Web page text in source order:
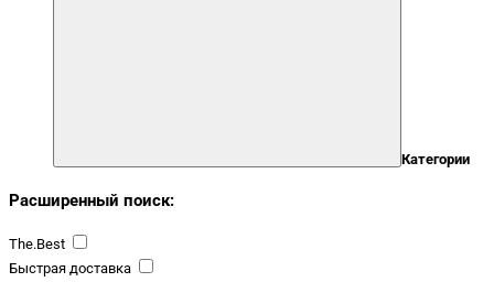
Категории
Расширенный поиск:
The.Best
Быстрая доставка